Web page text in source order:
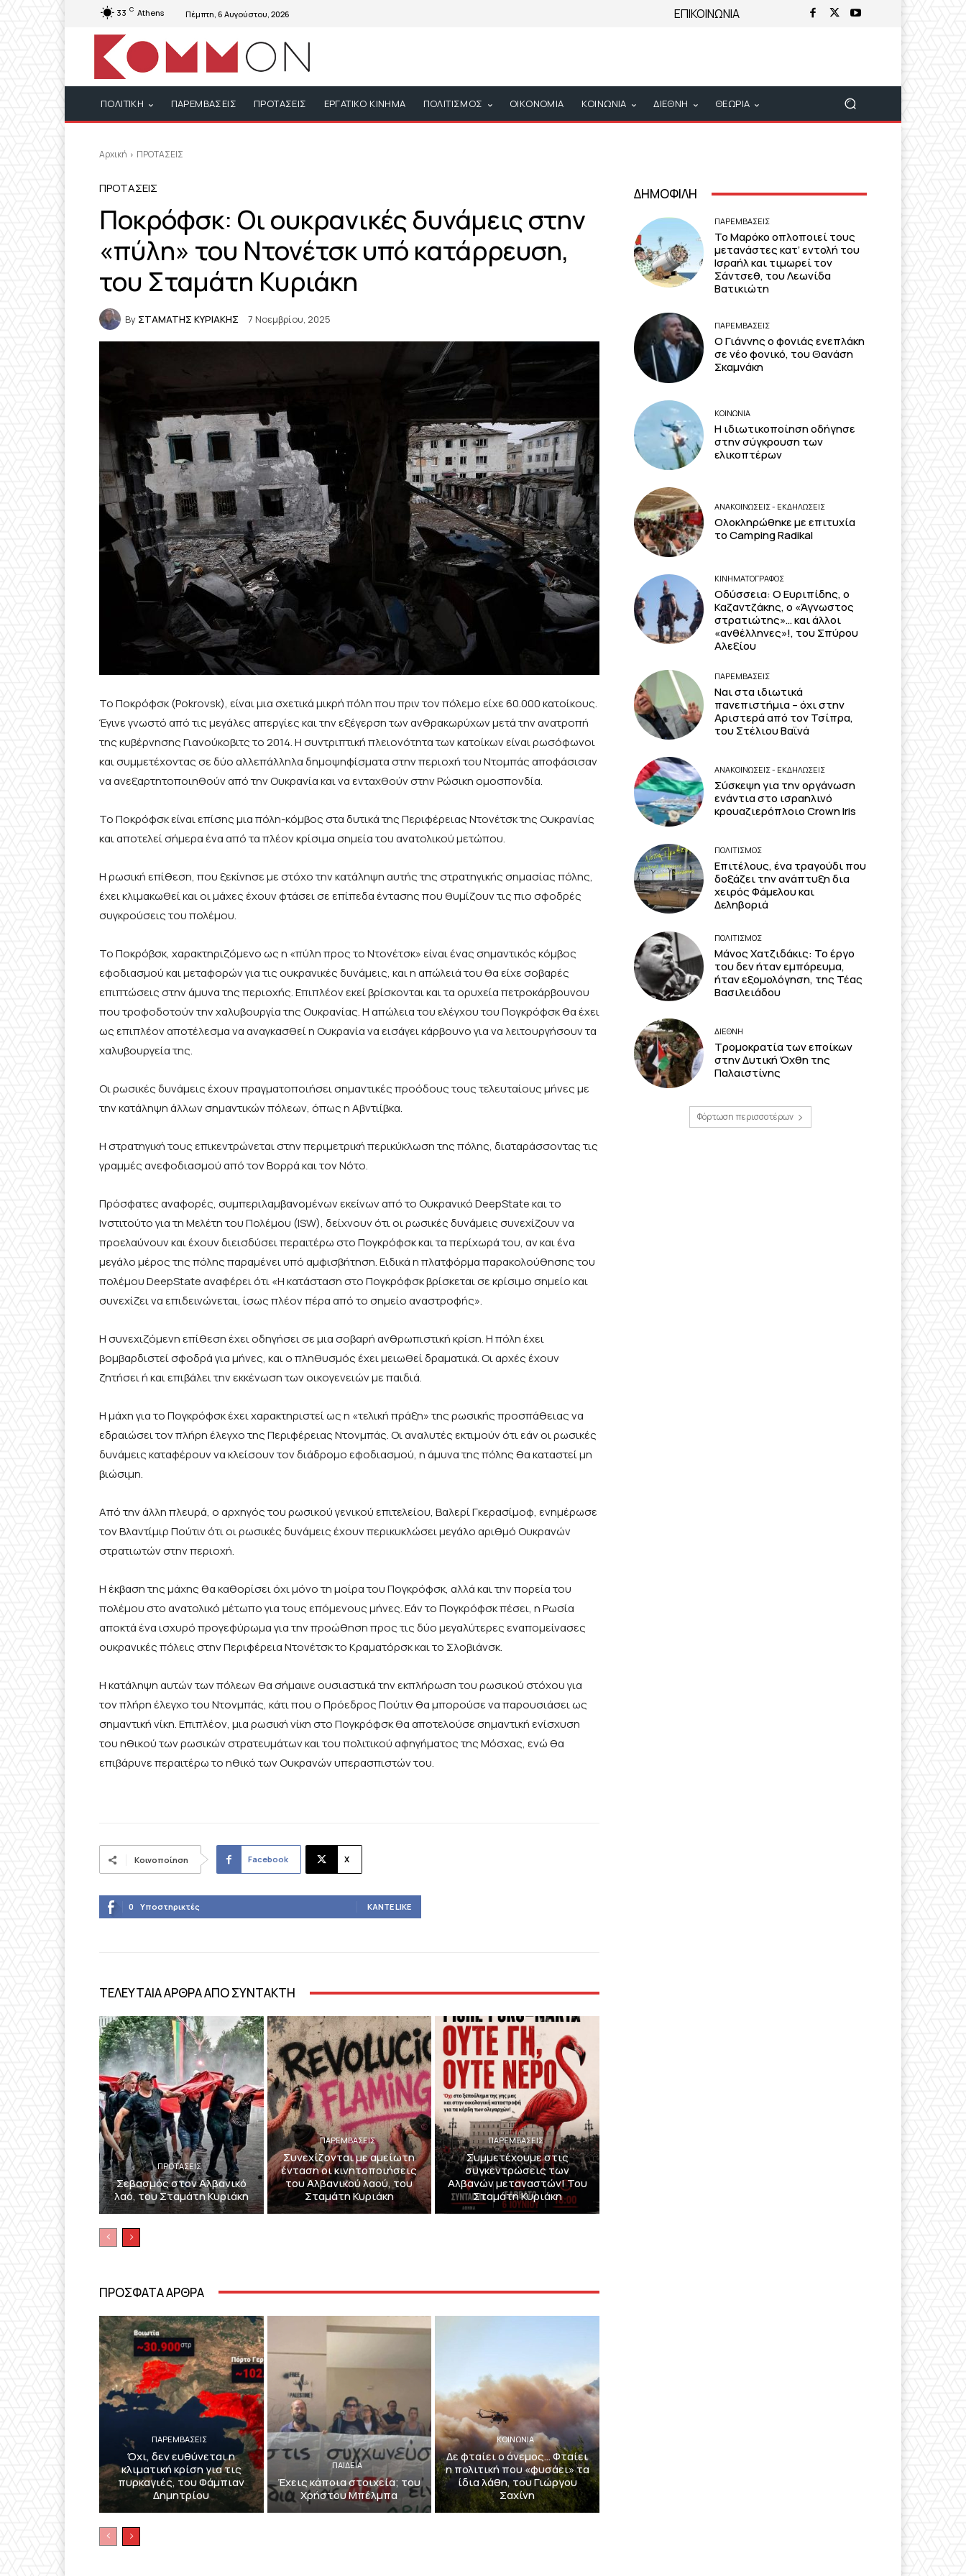
33 C Athens Πέμπτη, 6 Αυγούστου, 2026 ΕΠΙΚΟΙΝΩΝΙΑ
ΠΟΛΙΤΙΚΗ ΠΑΡΕΜΒΑΣΕΙΣ ΠΡΟΤΑΣΕΙΣ ΕΡΓΑΤΙΚΟ ΚΙΝΗΜΑ ΠΟΛΙΤΙΣΜΟΣ ΟΙΚΟΝΟΜΙΑ ΚΟΙΝΩΝΙΑ ΔΙΕΘΝΗ ΘΕΩΡΙΑ
Αρχική ΠΡΟΤΑΣΕΙΣ
ΠΡΟΤΑΣΕΙΣ
Ποκρόφσκ: Οι ουκρανικές δυνάμεις στην
«πύλη» του Ντονέτσκ υπό κατάρρευση,
του Σταμάτη Κυριάκη
By ΣΤΑΜΑΤΗΣ ΚΥΡΙΑΚΗΣ 7 Νοεμβρίου, 2025
Το Ποκρόφσκ (Pokrovsk), είναι μια σχετικά μικρή πόλη που πριν τον πόλεμο είχε 60.000 κατοίκους.
Έγινε γνωστό από τις μεγάλες απεργίες και την εξέγερση των ανθρακωρύχων μετά την ανατροπή
της κυβέρνησης Γιανούκοβιτς το 2014. Η συντριπτική πλειονότητα των κατοίκων είναι ρωσόφωνοι
και συμμετέχοντας σε δύο αλλεπάλληλα δημοψηφίσματα στην περιοχή του Ντομπάς αποφάσισαν
να ανεξαρτητοποιηθούν από την Ουκρανία και να ενταχθούν στην Ρώσικη ομοσπονδία.
Το Ποκρόφσκ είναι επίσης μια πόλη-κόμβος στα δυτικά της Περιφέρειας Ντονέτσκ της Ουκρανίας
και αποτελεί σήμερα ένα από τα πλέον κρίσιμα σημεία του ανατολικού μετώπου.
Η ρωσική επίθεση, που ξεκίνησε με στόχο την κατάληψη αυτής της στρατηγικής σημασίας πόλης,
έχει κλιμακωθεί και οι μάχες έχουν φτάσει σε επίπεδα έντασης που θυμίζουν τις πιο σφοδρές
συγκρούσεις του πολέμου.
Το Ποκρόβσκ, χαρακτηριζόμενο ως η «πύλη προς το Ντονέτσκ» είναι ένας σημαντικός κόμβος
εφοδιασμού και μεταφορών για τις ουκρανικές δυνάμεις, και η απώλειά του θα είχε σοβαρές
επιπτώσεις στην άμυνα της περιοχής. Επιπλέον εκεί βρίσκονται και τα ορυχεία πετροκάρβουνου
που τροφοδοτούν την χαλυβουργία της Ουκρανίας. Η απώλεια του ελέγχου του Πογκρόφσκ θα έχει
ως επιπλέον αποτέλεσμα να αναγκασθεί η Ουκρανία να εισάγει κάρβουνο για να λειτουργήσουν τα
χαλυβουργεία της.
Οι ρωσικές δυνάμεις έχουν πραγματοποιήσει σημαντικές προόδους τους τελευταίους μήνες με
την κατάληψη άλλων σημαντικών πόλεων, όπως η Αβντιίβκα.
Η στρατηγική τους επικεντρώνεται στην περιμετρική περικύκλωση της πόλης, διαταράσσοντας τις
γραμμές ανεφοδιασμού από τον Βορρά και τον Νότο.
Πρόσφατες αναφορές, συμπεριλαμβανομένων εκείνων από το Ουκρανικό DeepState και το
Ινστιτούτο για τη Μελέτη του Πολέμου (ISW), δείχνουν ότι οι ρωσικές δυνάμεις συνεχίζουν να
προελαύνουν και έχουν διεισδύσει περαιτέρω στο Πογκρόφσκ και τα περίχωρά του, αν και ένα
μεγάλο μέρος της πόλης παραμένει υπό αμφισβήτηση. Ειδικά η πλατφόρμα παρακολούθησης του
πολέμου DeepState αναφέρει ότι «Η κατάσταση στο Πογκρόφσκ βρίσκεται σε κρίσιμο σημείο και
συνεχίζει να επιδεινώνεται, ίσως πλέον πέρα από το σημείο αναστροφής».
Η συνεχιζόμενη επίθεση έχει οδηγήσει σε μια σοβαρή ανθρωπιστική κρίση. Η πόλη έχει
βομβαρδιστεί σφοδρά για μήνες, και ο πληθυσμός έχει μειωθεί δραματικά. Οι αρχές έχουν
ζητήσει ή και επιβάλει την εκκένωση των οικογενειών με παιδιά.
Η μάχη για το Πογκρόφσκ έχει χαρακτηριστεί ως η «τελική πράξη» της ρωσικής προσπάθειας να
εδραιώσει τον πλήρη έλεγχο της Περιφέρειας Ντονμπάς. Οι αναλυτές εκτιμούν ότι εάν οι ρωσικές
δυνάμεις καταφέρουν να κλείσουν τον διάδρομο εφοδιασμού, η άμυνα της πόλης θα καταστεί μη
βιώσιμη.
Από την άλλη πλευρά, ο αρχηγός του ρωσικού γενικού επιτελείου, Βαλερί Γκερασίμοφ, ενημέρωσε
τον Βλαντίμιρ Πούτιν ότι οι ρωσικές δυνάμεις έχουν περικυκλώσει μεγάλο αριθμό Ουκρανών
στρατιωτών στην περιοχή.
Η έκβαση της μάχης θα καθορίσει όχι μόνο τη μοίρα του Πογκρόφσκ, αλλά και την πορεία του
πολέμου στο ανατολικό μέτωπο για τους επόμενους μήνες. Εάν το Πογκρόφσκ πέσει, η Ρωσία
αποκτά ένα ισχυρό προγεφύρωμα για την προώθηση προς τις δύο μεγαλύτερες εναπομείνασες
ουκρανικές πόλεις στην Περιφέρεια Ντονέτσκ το Κραματόρσκ και το Σλοβιάνσκ.
Η κατάληψη αυτών των πόλεων θα σήμαινε ουσιαστικά την εκπλήρωση του ρωσικού στόχου για
τον πλήρη έλεγχο του Ντονμπάς, κάτι που ο Πρόεδρος Πούτιν θα μπορούσε να παρουσιάσει ως
σημαντική νίκη. Επιπλέον, μια ρωσική νίκη στο Πογκρόφσκ θα αποτελούσε σημαντική ενίσχυση
του ηθικού των ρωσικών στρατευμάτων και του πολιτικού αφηγήματος της Μόσχας, ενώ θα
επιβάρυνε περαιτέρω το ηθικό των Ουκρανών υπερασπιστών του.
Κοινοποίηση Facebook X
0 Υποστηρικτές ΚΆΝΤΕ LIKE
ΤΕΛΕΥΤΑΙΑ ΑΡΘΡΑ ΑΠΟ ΣΥΝΤΑΚΤΗ
ΠΡΟΤΑΣΕΙΣ
Σεβασμός στον Αλβανικό
λαό, του Σταμάτη Κυριάκη
ΠΑΡΕΜΒΑΣΕΙΣ
Συνεχίζονται με αμείωτη
ένταση οι κινητοποιήσεις
του Αλβανικού λαού, του
Σταμάτη Κυριάκη
ΠΑΡΕΜΒΑΣΕΙΣ
Συμμετέχουμε στις
συγκεντρώσεις των
Αλβανών μεταναστών! Του
Σταμάτη Κυριάκη
ΠΡΟΣΦΑΤΑ ΑΡΘΡΑ
ΠΑΡΕΜΒΑΣΕΙΣ
Όχι, δεν ευθύνεται η
κλιματική κρίση για τις
πυρκαγιές, του Φάμπιαν
Δημητρίου
ΠΑΙΔΕΙΑ
Έχεις κάποια στοιχεία; του
Χρήστου Μπέλμπα
ΚΟΙΝΩΝΙΑ
Δε φταίει ο άνεμος… Φταίει
η πολιτική που «φυσάει» τα
ίδια λάθη, του Γιώργου
Σαχίνη
ΔΗΜΟΦΙΛΗ
ΠΑΡΕΜΒΑΣΕΙΣ
Το Μαρόκο οπλοποιεί τους
μετανάστες κατ’ εντολή του
Ισραήλ και τιμωρεί τον
Σάντσεθ, του Λεωνίδα
Βατικιώτη
ΠΑΡΕΜΒΑΣΕΙΣ
Ο Γιάννης ο φονιάς ενεπλάκη
σε νέο φονικό, του Θανάση
Σκαμνάκη
ΚΟΙΝΩΝΙΑ
Η ιδιωτικοποίηση οδήγησε
στην σύγκρουση των
ελικοπτέρων
ΑΝΑΚΟΙΝΩΣΕΙΣ - ΕΚΔΗΛΩΣΕΙΣ
Ολοκληρώθηκε με επιτυχία
το Camping Radikal
ΚΙΝΗΜΑΤΟΓΡΆΦΟΣ
Οδύσσεια: Ο Ευριπίδης, ο
Καζαντζάκης, ο «Άγνωστος
στρατιώτης»… και άλλοι
«ανθέλληνες»!, του Σπύρου
Αλεξίου
ΠΑΡΕΜΒΑΣΕΙΣ
Ναι στα ιδιωτικά
πανεπιστήμια – όχι στην
Αριστερά από τον Τσίπρα,
του Στέλιου Βαϊνά
ΑΝΑΚΟΙΝΩΣΕΙΣ - ΕΚΔΗΛΩΣΕΙΣ
Σύσκεψη για την οργάνωση
ενάντια στο ισραηλινό
κρουαζιερόπλοιο Crown Iris
ΠΟΛΙΤΙΣΜΟΣ
Επιτέλους, ένα τραγούδι που
δοξάζει την ανάπτυξη δια
χειρός Φάμελου και
Δεληβοριά
ΠΟΛΙΤΙΣΜΟΣ
Μάνος Χατζιδάκις: Το έργο
του δεν ήταν εμπόρευμα,
ήταν εξομολόγηση, της Τέας
Βασιλειάδου
ΔΙΕΘΝΗ
Τρομοκρατία των εποίκων
στην Δυτική Όχθη της
Παλαιστίνης
Φόρτωση περισσοτέρων